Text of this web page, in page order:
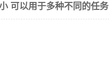
可以用于多种不同的任务